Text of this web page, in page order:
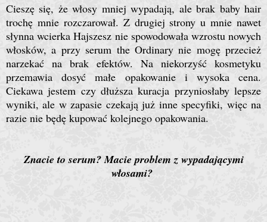
Cieszę się, że włosy mniej wypadają, ale brak baby hair
trochę mnie rozczarował. Z drugiej strony u mnie nawet
słynna wcierka Hajszesz nie spowodowała wzrostu nowych
włosków, a przy serum the Ordinary nie mogę przecież
narzekać na brak efektów. Na niekorzyść kosmetyku
przemawia dosyć małe opakowanie i wysoka cena.
Ciekawa jestem czy dłuższa kuracja przyniosłaby lepsze
wyniki, ale w zapasie czekają już inne specyfiki, więc na
razie nie będę kupować kolejnego opakowania.
Znacie to serum? Macie problem z wypadającymi
włosami?